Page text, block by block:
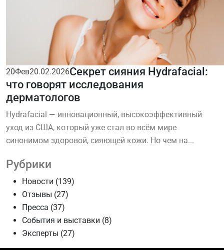
20Фев20.02.2026Секрет сияния Hydrafacial:
что говорят исследования
дерматологов
Hydrafacial — инновационный, высокоэффективный
уход из США, который уже стал во всём мире
синонимом здоровой, сияющей кожи. Но чем на...
Рубрики
Новости (139)
Отзывы (27)
Пресса (37)
События и выставки (8)
Эксперты (27)